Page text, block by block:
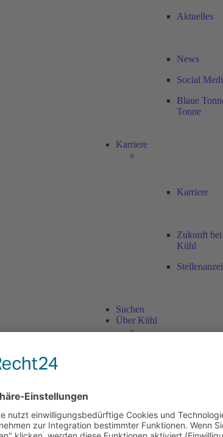
Aktuelles
News
Social
Blaue
Tonne
Karriere
Karriere
Zukunft bei
Kühl
Suchen
Über Kühl
Unsere
Unsere